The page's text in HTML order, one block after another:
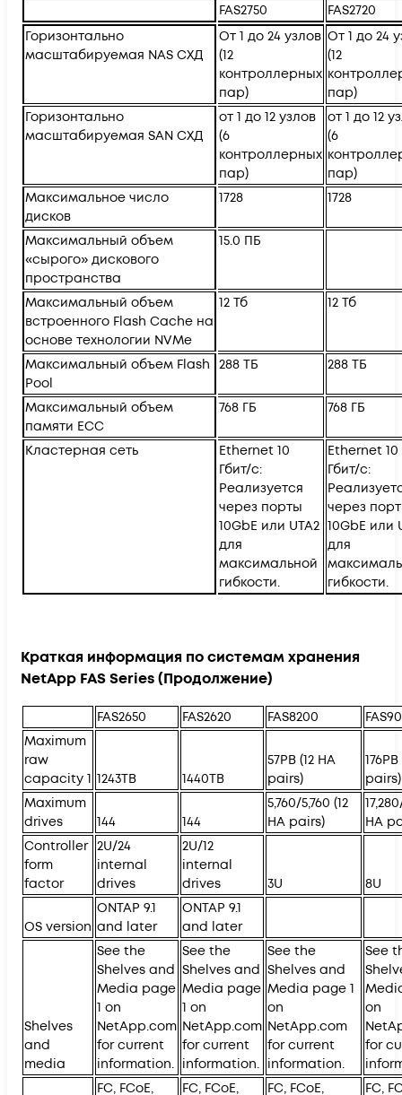
FAS2750
FAS2720
Горизонтально
масштабируемая NAS СХД
От 1 до 24 узлов
(12
контроллерных
пар)
От 1 до 24
(12
пар)
Горизонтально
масштабируемая SAN СХД
от 1 до 12 узлов
(6
контроллерных
пар)
от 1 до 12
(6
пар)
Максимальное число
дисков
1728 1728
Максимальный объем
«сырого» дискового
пространства
15.0 ПБ
Максимальный объем
встроенного Flash Cache на
основе технологии NVMe
12 Тб 12 Тб
Максимальный объем Flash
Pool
288 ТБ 288 ТБ
Максимальный объем
памяти ECC
768 ГБ 768 ГБ
Кластерная сеть
Ethernet 10
Гбит/с:
Реализуется
через порты
10GbE или UTA2
для
максимальной
гибкости.
Ethernet 10
Гбит/с:
через
10GbE или
для
гибкости.
Краткая информация по системам хранения
NetApp FAS Series (Продолжение)
FAS2650 FAS2620 FAS8200
Maximum
raw
capacity 1 1243TB 1440TB
57PB (12 HA
pairs)
pairs)
Maximum
drives
144 144
5,760/5,760 (12
HA pairs)
HA
Controller
form
factor
2U/24
internal
drives
2U/12
internal
drives
3U 8U
OS version
ONTAP 9.1
and later
ONTAP 9.1
and later
Shelves
and
media
See the
Shelves and
Media page
1 on
NetApp.com
for current
information.
See the
Shelves and
Media page
1 on
NetApp.com
for current
information.
See the
Shelves and
Media page 1
on
NetApp.com
for current
information.
See
on
for
FC, FCoE,
FC, FCoE, FC, FCoE, FC,